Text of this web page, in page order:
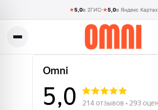
★5,0в 2ГИС ★5,0в Яндекс Картах